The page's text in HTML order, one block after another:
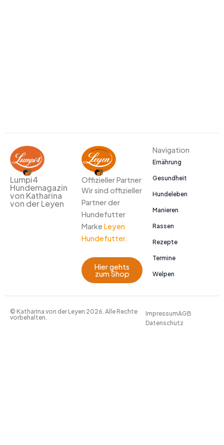
Lumpi4
Hundemagazin
von Katharina
von der Leyen
Offizieller Partner
Wir sind offizieller
Partner der
Hundefutter
Marke Leyen
Hundefutter.
Hier gehts
zum Shop
Navigation
Ernährung
Gesundheit
Hundeleben
Manieren
Rassen
Rezepte
Termine
Welpen
© Katharina von der Leyen 2026. Alle Rechte
vorbehalten.
ImpressumAGB
Datenschutz